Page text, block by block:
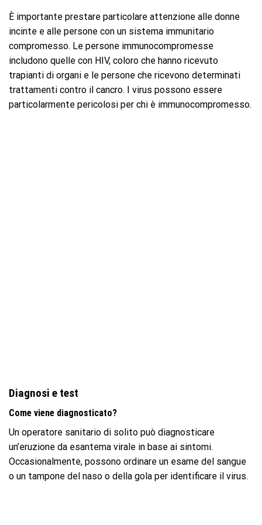
È importante prestare particolare attenzione alle donne
incinte e alle persone con un sistema immunitario
compromesso. Le persone immunocompromesse
includono quelle con HIV, coloro che hanno ricevuto
trapianti di organi e le persone che ricevono determinati
trattamenti contro il cancro. I virus possono essere
particolarmente pericolosi per chi è immunocompromesso.
Diagnosi e test
Come viene diagnosticato?
Un operatore sanitario di solito può diagnosticare
un’eruzione da esantema virale in base ai sintomi.
Occasionalmente, possono ordinare un esame del sangue
o un tampone del naso o della gola per identificare il virus.